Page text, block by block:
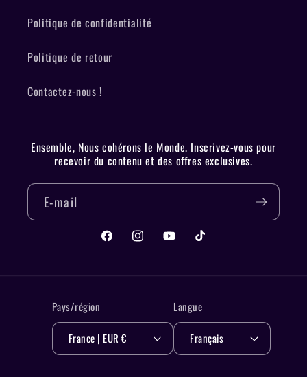
Politique de confidentialité
Politique de retour
Contactez-nous !
Ensemble, Nous cohérons le Monde. Inscrivez-vous pour
recevoir du contenu et des offres exclusives.
E-mail
FacebookInstagramYouTubeTikTok
Pays/région
France | EUR €
Langue
Français